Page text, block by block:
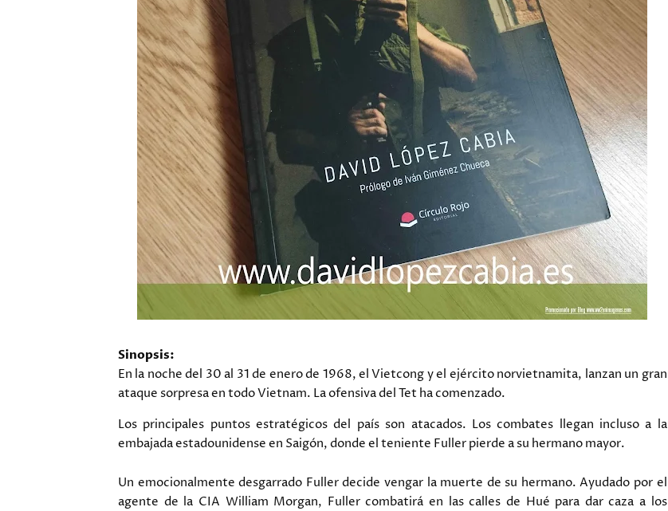
Sinopsis:
En la noche del 30 al 31 de enero de 1968, el Vietcong y el ejército norvietnamita, lanzan un gran
ataque sorpresa en todo Vietnam. La ofensiva del Tet ha comenzado.
Los principales puntos estratégicos del país son atacados. Los combates llegan incluso a la
embajada estadounidense en Saigón, donde el teniente Fuller pierde a su hermano mayor.
Un emocionalmente desgarrado Fuller decide vengar la muerte de su hermano. Ayudado por el
agente de la CIA William Morgan, Fuller combatirá en las calles de Hué para dar caza a los